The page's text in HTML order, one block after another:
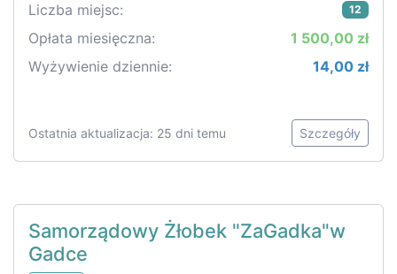
Liczba miejsc: 12
Opłata miesięczna:
1 500,00 zł
Wyżywienie dziennie:
14,00 zł
Ostatnia aktualizacja: 25 dni temu Szczegóły
Samorządowy Żłobek "ZaGadka"w
Gadce